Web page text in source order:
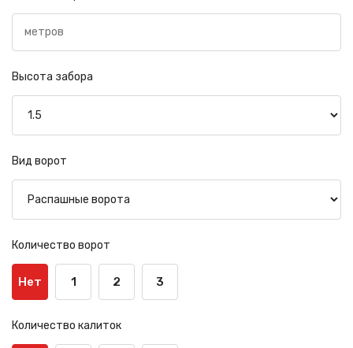
Высота забора
Вид ворот
Количество ворот
Нет 1 2 3
Количество калиток